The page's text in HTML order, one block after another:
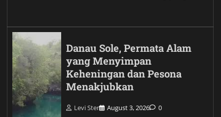
Danau Sole, Permata Alam
yang Menyimpan
Keheningan dan Pesona
Menakjubkan
Levi Ster August 3, 2026 0